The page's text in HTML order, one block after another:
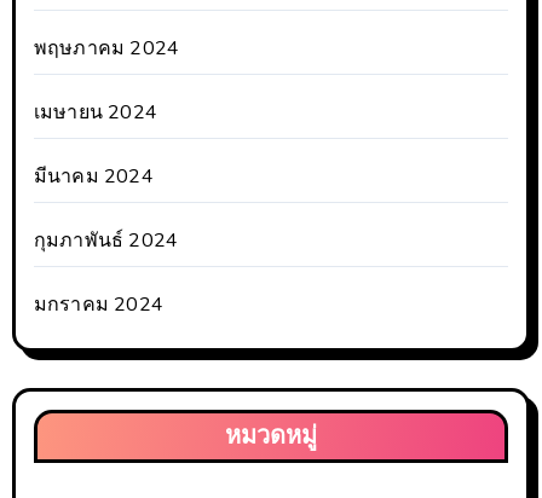
พฤษภาคม 2024
เมษายน 2024
มีนาคม 2024
กุมภาพันธ์ 2024
มกราคม 2024
หมวดหมู่